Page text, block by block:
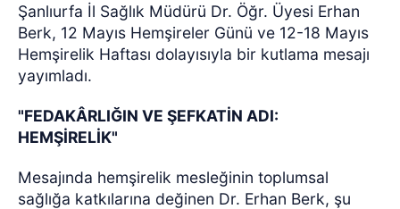
Şanlıurfa İl Sağlık Müdürü Dr. Öğr. Üyesi Erhan
Berk, 12 Mayıs Hemşireler Günü ve 12-18 Mayıs
Hemşirelik Haftası dolayısıyla bir kutlama mesajı
yayımladı.
"FEDAKÂRLIĞIN VE ŞEFKATİN ADI:
HEMŞİRELİK"
Mesajında hemşirelik mesleğinin toplumsal
sağlığa katkılarına değinen Dr. Erhan Berk, şu